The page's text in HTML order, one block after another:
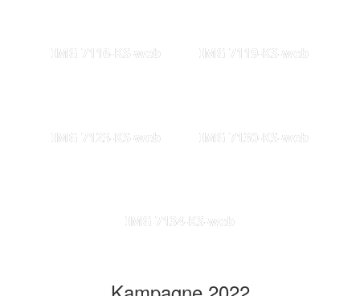
IMG 7116-KS-web IMG 7119-KS-web
IMG 7123-KS-web IMG 7130-KS-web
IMG 7134-KS-web